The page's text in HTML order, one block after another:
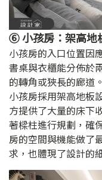
⑥ 小孩房：架高地
小孩房的入口位置因
書桌與衣櫃能分佈於
的轉角或狹長的廊道
小孩房採用架高地板
方提供了大量的床下
著樑柱進行規劃，確
房的空間與機能做了
求，也體現了設計的